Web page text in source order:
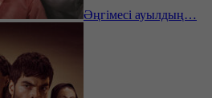
Әңгімесі ауылдың…